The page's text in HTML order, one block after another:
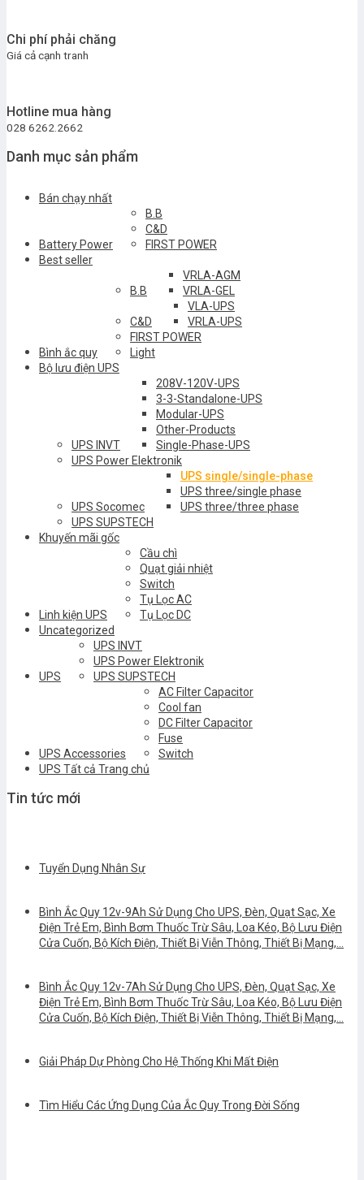
Chi phí phải chăng
Giá cả cạnh tranh
Hotline mua hàng
028 6262.2662
Danh mục sản phẩm
Bán chạy nhất
Battery Power
B.B
C&D
FIRST POWER
Best seller
Bình ắc quy
B.B
VRLA-AGM
VRLA-GEL
C&D
VLA-UPS
VRLA-UPS
FIRST POWER
Light
Bộ lưu điện UPS
UPS INVT
208V-120V-UPS
3-3-Standalone-UPS
Modular-UPS
Other-Products
Single-Phase-UPS
UPS Power Elektronik
UPS Socomec
UPS single/single-phase
UPS three/single phase
UPS three/three phase
UPS SUPSTECH
Khuyến mãi gốc
Linh kiện UPS
Cầu chì
Quạt giải nhiệt
Switch
Tụ Lọc AC
Tụ Lọc DC
Uncategorized
UPS
UPS INVT
UPS Power Elektronik
UPS SUPSTECH
UPS Accessories
AC Filter Capacitor
Cool fan
DC Filter Capacitor
Fuse
Switch
UPS Tất cả Trang chủ
Tin tức mới
Tuyển Dụng Nhân Sự
Bình Ắc Quy 12v-9Ah Sử Dụng Cho UPS, Đèn, Quạt Sạc, Xe
Điện Trẻ Em, Bình Bơm Thuốc Trừ Sâu, Loa Kéo, Bộ Lưu Điện
Cửa Cuốn, Bộ Kích Điện, Thiết Bị Viễn Thông, Thiết Bị Mạng,…
Bình Ắc Quy 12v-7Ah Sử Dụng Cho UPS, Đèn, Quạt Sạc, Xe
Điện Trẻ Em, Bình Bơm Thuốc Trừ Sâu, Loa Kéo, Bộ Lưu Điện
Cửa Cuốn, Bộ Kích Điện, Thiết Bị Viễn Thông, Thiết Bị Mạng,…
Giải Pháp Dự Phòng Cho Hệ Thống Khi Mất Điện
Tìm Hiểu Các Ứng Dụng Của Ắc Quy Trong Đời Sống